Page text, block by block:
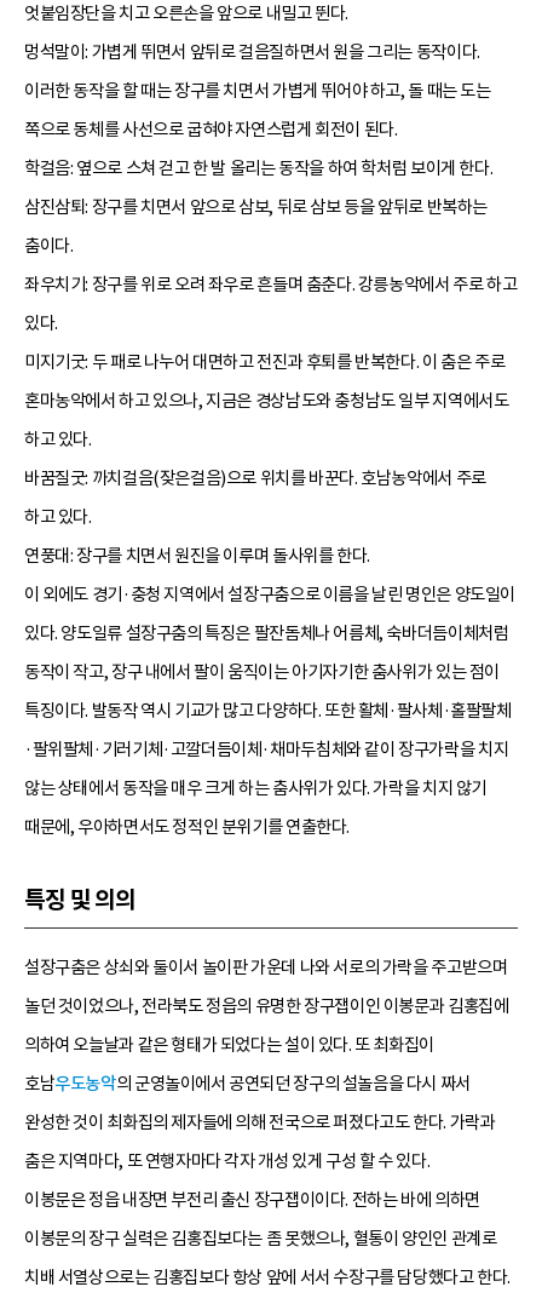
엇붙임장단을 치고 오른손을 앞으로 내밀고 뛴다.
멍석말이: 가볍게 뛰면서 앞뒤로 걸음질하면서 원을 그리는 동작이다.
이러한 동작을 할 때는 장구를 치면서 가볍게 뛰어야 하고, 돌 때는 도는
쪽으로 동체를 사선으로 굽혀야 자연스럽게 회전이 된다.
학걸음: 옆으로 스쳐 걷고 한 발 올리는 동작을 하여 학처럼 보이게 한다.
삼진삼퇴: 장구를 치면서 앞으로 삼보, 뒤로 삼보 등을 앞뒤로 반복하는
춤이다.
좌우치기: 장구를 위로 오려 좌우로 흔들며 춤춘다.강릉농악에서 주로 하고
있다.
미지기굿: 두 패로 나누어 대면하고 전진과 후퇴를 반복한다. 이 춤은 주로
혼마농악에서 하고 있으나, 지금은 경상남도와 충청남도 일부 지역에서도
하고 있다.
바꿈질굿: 까치걸음(잦은걸음)으로 위치를 바꾼다. 호남농악에서 주로
하고 있다.
연풍대: 장구를 치면서 원진을 이루며 돌사위를 한다.
이 외에도 경기·충청 지역에서 설장구춤으로 이름을 날린 명인은 양도일이
있다. 양도일류 설장구춤의 특징은 팔잔돔체나 어름체, 숙바더듬이체처럼
동작이 작고, 장구 내에서 팔이 움직이는 아기자기한 춤사위가 있는 점이
특징이다. 발동작 역시 기교가 많고 다양하다. 또한 활체·팔사체·홀팔팔체
·팔위팔체·기러기체·고깔더듬이체·채마두침체와 같이 장구가락을 치지
않는 상태에서 동작을 매우 크게 하는 춤사위가 있다. 가락을 치지 않기
때문에, 우아하면서도 정적인 분위기를 연출한다.
특징 및 의의
설장구춤은 상쇠와 둘이서 놀이판 가운데 나와 서로의 가락을 주고받으며
놀던 것이었으나, 전라북도 정읍의 유명한 장구잽이인 이봉문과 김홍집에
의하여 오늘날과 같은 형태가 되었다는 설이 있다. 또 최화집이
호남우도농악의 군영놀이에서 공연되던 장구의 설놀음을 다시 짜서
완성한 것이 최화집의 제자들에 의해 전국으로 퍼졌다고도 한다. 가락과
춤은 지역마다, 또 연행자마다 각자 개성 있게 구성 할 수 있다.
이봉문은 정읍 내장면 부전리 출신 장구잽이이다. 전하는 바에 의하면
이봉문의 장구 실력은 김홍집보다는 좀 못했으나, 혈통이 양인인 관계로
치배 서열상으로는 김홍집보다 항상 앞에 서서 수장구를 담당했다고 한다.